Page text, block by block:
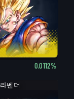
0.0112%
라벤더